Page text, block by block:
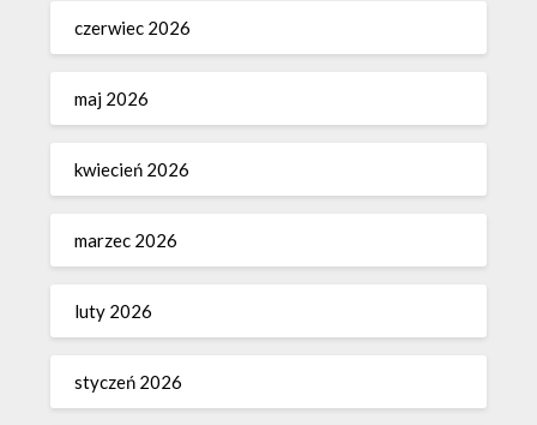
czerwiec 2026
maj 2026
kwiecień 2026
marzec 2026
luty 2026
styczeń 2026